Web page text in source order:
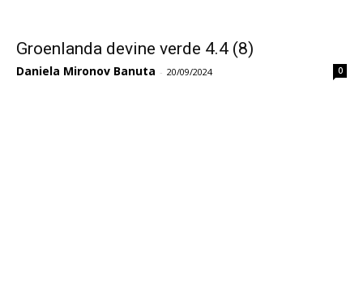
Groenlanda devine verde 4.4 (8)
Daniela Mironov Banuta - 20/09/2024 0